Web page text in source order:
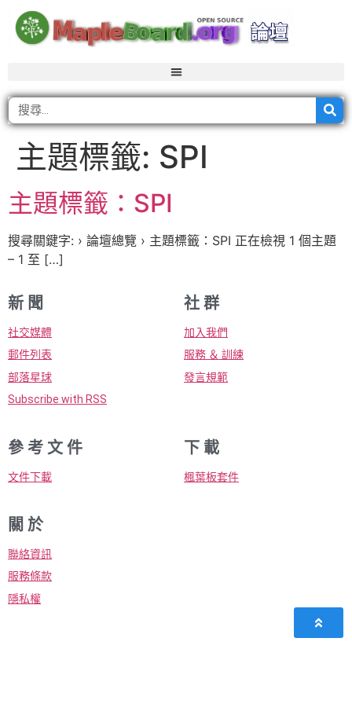
主題標籤: SPI
主題標籤：SPI
搜尋關鍵字: › 論壇總覽 › 主題標籤：SPI 正在檢視 1 個主題
– 1 至 […]
新 聞
社交媒體
郵件列表
部落星球
Subscribe with RSS
社 群
加入我們
服務 ＆ 訓練
發言規範
參 考 文 件
文件下載
下 載
楓葉板套件
關 於
聯絡資訊
服務條款
隱私權